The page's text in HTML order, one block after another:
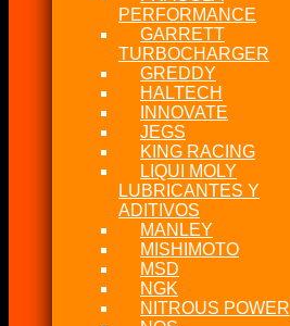
PERFORMANCE
GARRETT
TURBOCHARGER
GREDDY
HALTECH
INNOVATE
JEGS
KING RACING
LIQUI MOLY
LUBRICANTES Y
ADITIVOS
MANLEY
MISHIMOTO
MSD
NGK
NITROUS POWER